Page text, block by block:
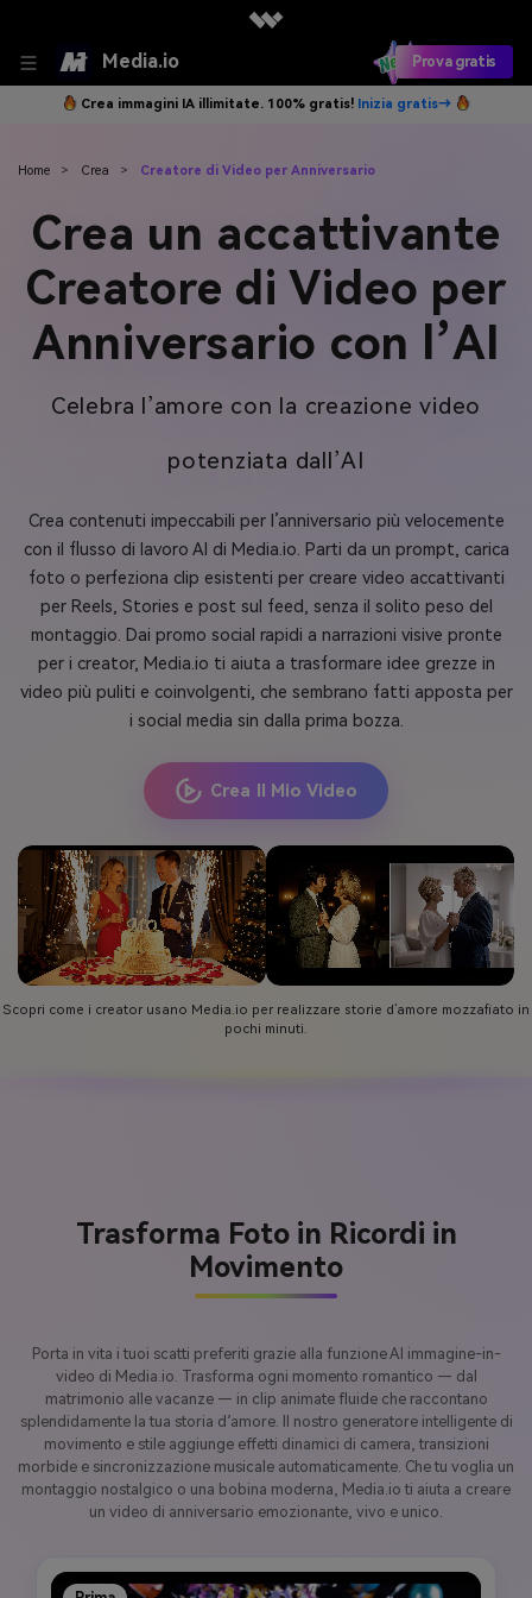
Media.io Prova gratis
Crea immagini IA illimitate. 100% gratis! Inizia gratis→
Home > Crea > Creatore di Video per Anniversario
Crea un accattivante
Creatore di Video per
Anniversario con l’AI
Celebra l’amore con la creazione video
potenziata dall’AI
Crea contenuti impeccabili per l’anniversario più velocemente
con il flusso di lavoro AI di Media.io. Parti da un prompt, carica
foto o perfeziona clip esistenti per creare video accattivanti
per Reels, Stories e post sul feed, senza il solito peso del
montaggio. Dai promo social rapidi a narrazioni visive pronte
per i creator, Media.io ti aiuta a trasformare idee grezze in
video più puliti e coinvolgenti, che sembrano fatti apposta per
i social media sin dalla prima bozza.
Crea Il Mio Video
Scopri come i creator usano Media.io per realizzare storie d’amore mozzafiato in
pochi minuti.
Trasforma Foto in Ricordi in
Movimento
Porta in vita i tuoi scatti preferiti grazie alla funzione AI immagine-in-
video di Media.io. Trasforma ogni momento romantico — dal
matrimonio alle vacanze — in clip animate fluide che raccontano
splendidamente la tua storia d’amore. Il nostro generatore intelligente di
movimento e stile aggiunge effetti dinamici di camera, transizioni
morbide e sincronizzazione musicale automaticamente. Che tu voglia un
montaggio nostalgico o una bobina moderna, Media.io ti aiuta a creare
un video di anniversario emozionante, vivo e unico.